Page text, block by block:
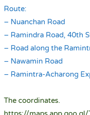
Route:
– Nuanchan Road
– Ramindra Road, 40th
– Road along the
– Nawamin Road
– Ramintra-Acharong
The coordinates.